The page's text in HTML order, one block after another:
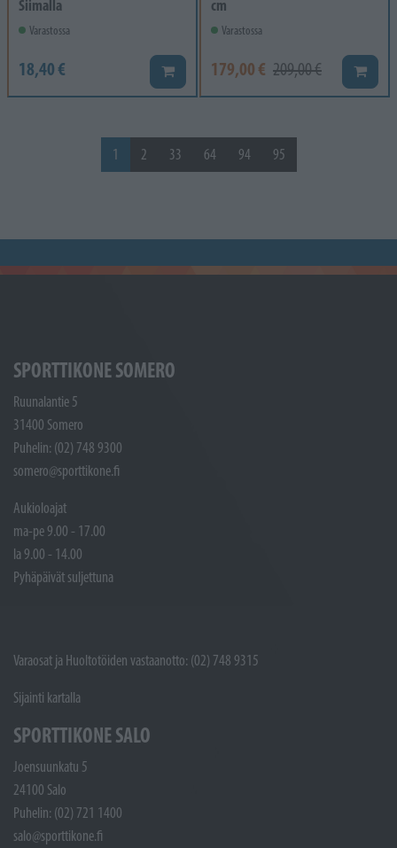
Siimalla
Varastossa
18,40 € Lisää koriin
cm
Varastossa
179,00 € 209,00 € Lisää
1 2 33 64 94 95
SPORTTIKONE SOMERO
Ruunalantie 5
31400 Somero
Puhelin: (02) 748 9300
somero@sporttikone.fi
Aukioloajat
ma-pe 9.00 - 17.00
la 9.00 - 14.00
Pyhäpäivät suljettuna
Varaosat ja Huoltotöiden vastaanotto: (02) 748 9315
Sijainti kartalla
SPORTTIKONE SALO
Joensuunkatu 5
24100 Salo
Puhelin: (02) 721 1400
salo@sporttikone.fi